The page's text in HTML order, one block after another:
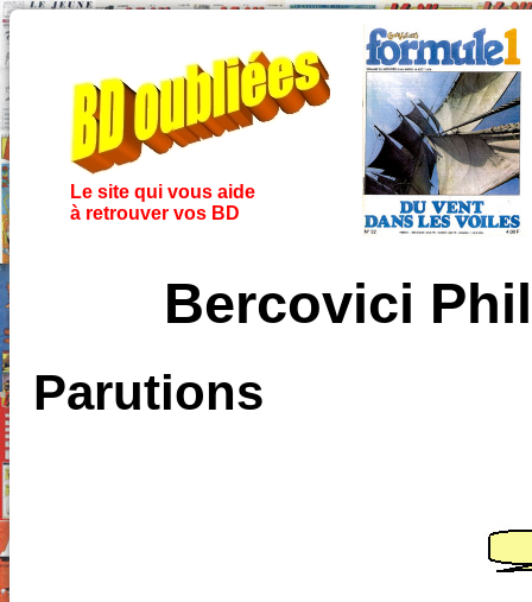
Le site qui vous aide
à retrouver vos BD
Bercovici
Parutions